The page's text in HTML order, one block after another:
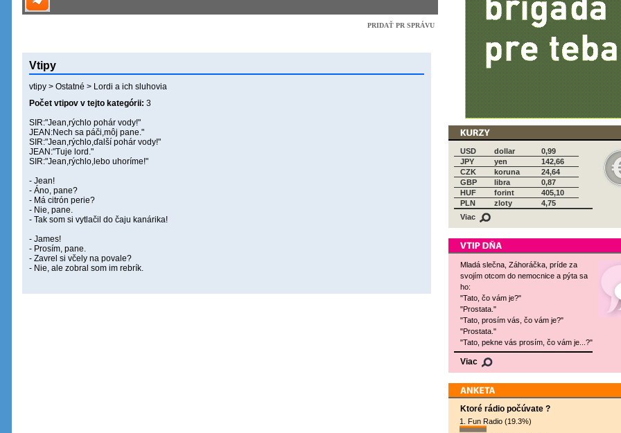
Vtipy
vtipy > Ostatné > Lordi a ich sluhovia
Počet vtipov v tejto kategórii: 3
SIR:"Jean,rýchlo pohár vody!"
JEAN:Nech sa páči,môj pane."
SIR:"Jean,rýchlo,ďalší pohár vody!"
JEAN:"Tuje lord."
SIR:"Jean,rýchlo,lebo uhoríme!"
- Jean!
- Áno, pane?
- Má citrón perie?
- Nie, pane.
- Tak som si vytlačil do čaju kanárika!
- James!
- Prosím, pane.
- Zavrel si včely na povale?
- Nie, ale zobral som im rebrík.
USD dollar
0,99
JPY
yen
142,66
CZK
koruna
24,64
GBP
libra
0,87
HUF
forint
405,10
PLN
zloty
4,75
Viac
Mladá slečna, Záhoráčka, príde za
svojím otcom do nemocnice a pýta sa
ho:
"Tato, čo vám je?"
"Prostata."
"Tato, prosím vás, čo vám je?"
"Prostata."
"Tato, pekne vás prosím, čo vám je...?"
Viac
Ktoré rádio počúvate ?
1. Fun Radio (19.3%)